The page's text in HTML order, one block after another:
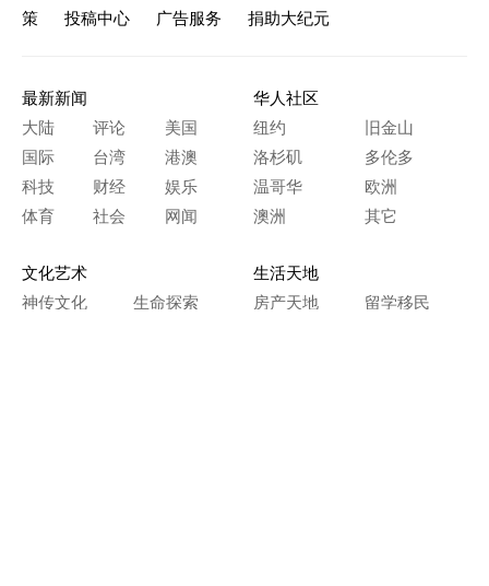
策
投稿中心 广告服务 捐助大纪元
最新新闻
大陆
评论
美国
国际
台湾
港澳
科技
财经
娱乐
体育
社会 网闻
华人社区
纽约
旧金山
洛杉矶
多伦多
温哥华
欧洲
澳洲
其它
文化艺术
神传文化
生命探索
生活天地
房产天地
留学移民